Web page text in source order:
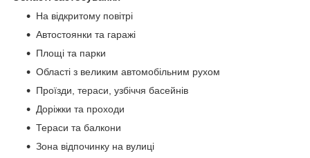
На відкритому повітрі
Автостоянки та гаражі
Площі та парки
Області з великим автомобільним рухом
Проїзди, тераси, узбіччя басейнів
Доріжки та проходи
Тераси та балкони
Зона відпочинку на вулиці